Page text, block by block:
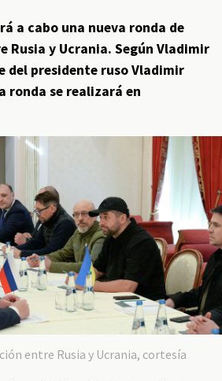
a cabo una nueva ronda de
Rusia y Ucrania. Según Vladimir
del presidente ruso Vladimir
ronda se realizará en
entre Rusia y Ucrania, cortesía